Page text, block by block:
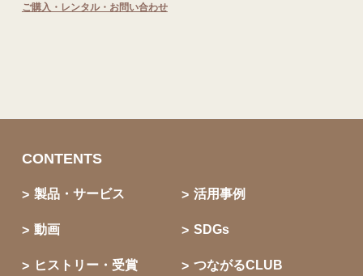
ご購入・レンタル・お問い合わせ
CONTENTS
製品・サービス 活用事例
動画 SDGs
ヒストリー・受賞 つながるCLUB